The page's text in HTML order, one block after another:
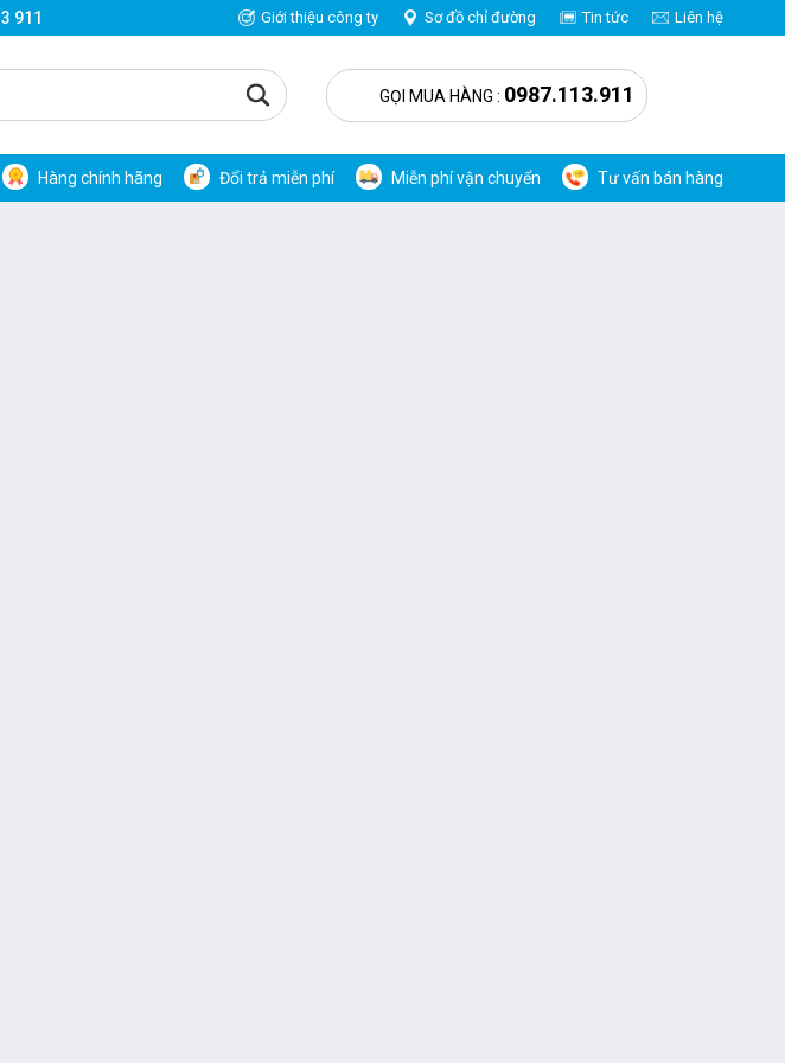
Giới thiệu công ty Sơ đồ chỉ đường Tin tức Liên hệ
911
GỌI MUA HÀNG : 0987.113.911
Tư vấn bán hàng
Miễn phí vận chuyển
Đổi trả miễn phí
Hàng chính hãng